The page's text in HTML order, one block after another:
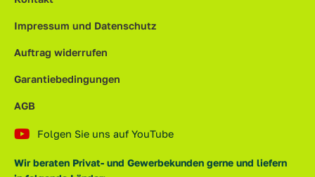
Impressum und Datenschutz
Auftrag widerrufen
Garantiebedingungen
AGB
Folgen Sie uns auf YouTube
Wir beraten Privat- und Gewerbekunden gerne und liefern